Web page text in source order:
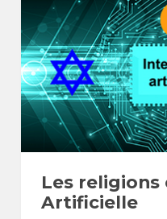
Les religions
Artificielle